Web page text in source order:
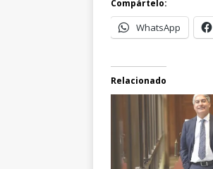
Compártelo:
WhatsApp
Relacionado